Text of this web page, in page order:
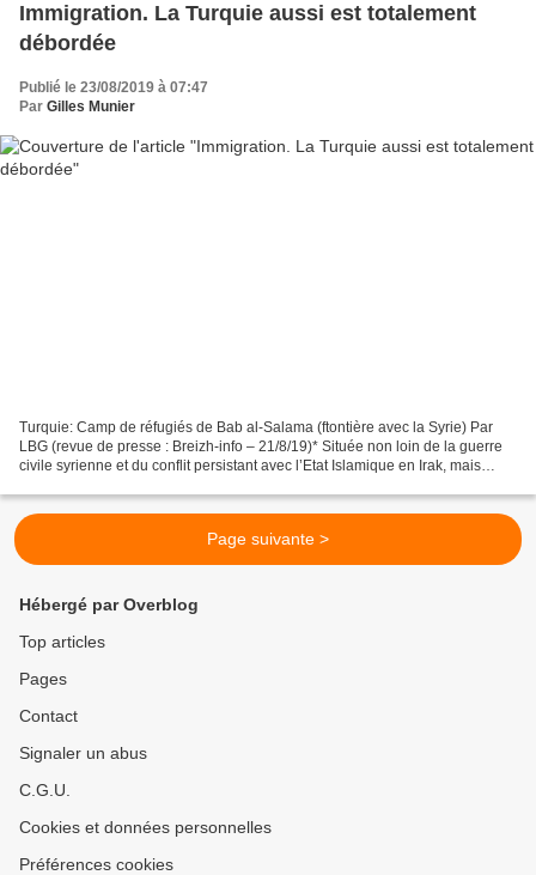
Immigration. La Turquie aussi est totalement
débordée
Publié le 23/08/2019 à 07:47
Par Gilles Munier
Turquie: Camp de réfugiés de Bab al-Salama (ftontière avec la Syrie) Par
LBG (revue de presse : Breizh-info – 21/8/19)* Située non loin de la guerre
civile syrienne et du conflit persistant avec l’Etat Islamique en Irak, mais
Page suivante >
Hébergé par Overblog
Top articles
Pages
Contact
Signaler un abus
C.G.U.
Cookies et données personnelles
Préférences cookies